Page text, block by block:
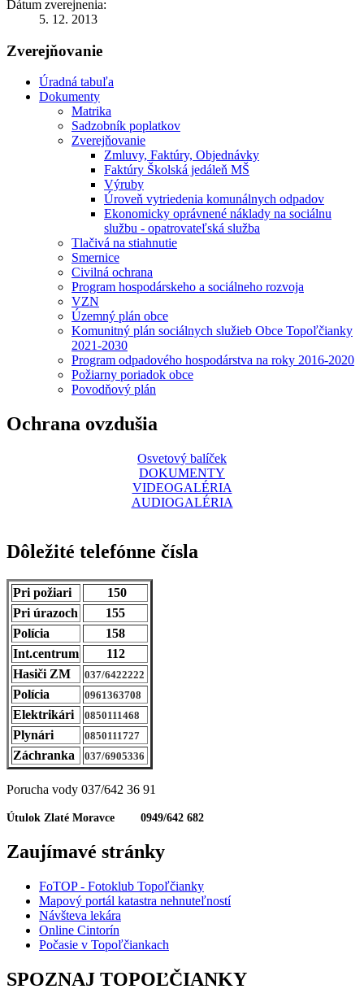
Dátum zverejnenia:
5. 12. 2013
Zverejňovanie
Úradná tabuľa
Dokumenty
Matrika
Sadzobník poplatkov
Zverejňovanie
Zmluvy, Faktúry, Objednávky
Faktúry Školská jedáleň MŠ
Výruby
Úroveň vytriedenia komunálnych odpadov
Ekonomicky oprávnené náklady na sociálnu
službu - opatrovateľská služba
Tlačivá na stiahnutie
Smernice
Civilná ochrana
Program hospodárskeho a sociálneho rozvoja
VZN
Územný plán obce
Komunitný plán sociálnych služieb Obce Topoľčianky
2021-2030
Program odpadového hospodárstva na roky 2016-2020
Požiarny poriadok obce
Povodňový plán
Ochrana ovzdušia
Osvetový balíček
DOKUMENTY
VIDEOGALÉRIA
AUDIOGALÉRIA
Dôležité telefónne čísla
Pri požiari
150
Pri úrazoch
155
Polícia
158
Int.centrum
112
Hasiči ZM
037/6422222
Polícia 0961363708
Elektrikári 0850111468
Plynári 0850111727
Záchranka 037/6905336
Porucha vody 037/642 36 91
Útulok Zlaté Moravce 0949/642 682
Zaujímavé stránky
FoTOP - Fotoklub Topoľčianky
Mapový portál katastra nehnuteľností
Návšteva lekára
Online Cintorín
Počasie v Topoľčiankach
SPOZNAJ TOPOĽČIANKY